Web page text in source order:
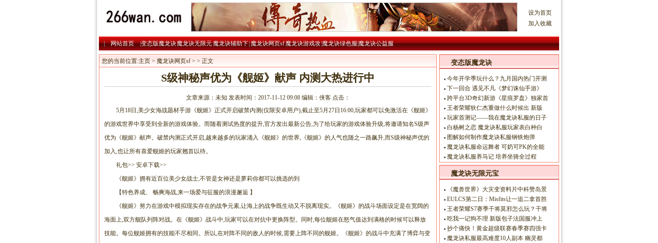
设为首页
加入收藏
网站首页
| 变态版魔龙诀
|
魔龙诀无限元
宝
|
魔龙诀辅助下
载
|
魔龙诀网页sf
|
魔龙诀游戏攻
略
|
魔龙诀绿色服
| 魔龙诀公益服
|
您的当前位置:主页 > 魔龙诀网页sf > > 正文
S级神秘声优为《舰姬》献声 内测大热进行中
文章来源：未知 发表时间：2017-11-12 09:08 编辑：侠客 点击：
5月18日,美少女海战题材手游《舰姬》正式开启破禁内测(仅限安卓用户),截止至5月27日16:00,玩家都可以免激活在《舰姬》
的游戏世界中享受到全新的游戏体验。而随着测试热度的提升,官方发出最新公告,为了给玩家的游戏体验升级,将邀请知名S级声
优为《舰姬》献声。破禁内测正式开启,越来越多的玩家涌入《舰姬》的世界,《舰姬》的人气也随之一路飙升,而S级神秘声优的
加入,也让所有喜爱舰姬的玩家翘首以待。
礼包>> 安卓下载>>
《舰姬》拥有近百位美少女战士,不管是女神还是萝莉你都可以挑选的到
【特色养成、 畅爽海战,来一场爱与征服的浪漫邂逅 】
《舰姬》努力在游戏中模拟现实存在的战争元素,让海上的战争既生动又不脱离现实。《舰姬》的战斗场面设定是在宽阔的
海面上,双方舰队列阵对战。在《舰姬》战斗中,玩家可以在对抗中更换阵型。同时,每位舰姬在怒气值达到满格的时候可以释放
技能。每位舰姬拥有的技能不尽相同。所以,在对阵不同的敌人的时候,需要上阵不同的舰姬。《舰姬》的战斗中充满了博弈与变
变态版魔龙诀
今年开学季玩什么？九月国内热门开测
下一回合 遇见不凡《梦幻诛仙手游》
跨平台3D奇幻新游《星痕罗盘》独家首
王者荣耀狄仁杰重做什么时候出 新版
玩家首测记——我在魔龙诀私服的日子
白杨树之恋 魔龙诀私服玩家表白种白
图解如何制作魔龙诀私服钢铁炮弹
魔龙诀私服命运舞者 可奶可PK的全能
魔龙诀私服养马记 培养坐骑全过程
魔龙诀无限元宝
《魔兽世界》大灾变资料片中科赞岛景
EULCS第二日：Misfits让一追二拿首胜
王者荣耀S7赛季干将莫邪怎么玩？干将
吃我一记狗不理 新版包子法国服冲上
抄个痛快！黄金超级联赛春季赛四强卡
魔龙诀私服最高难度10人副本 幽灵都